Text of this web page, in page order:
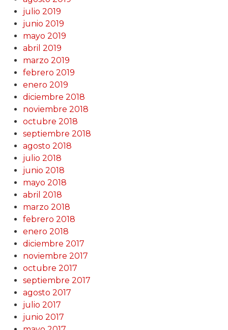
julio 2019
junio 2019
mayo 2019
abril 2019
marzo 2019
febrero 2019
enero 2019
diciembre 2018
noviembre 2018
octubre 2018
septiembre 2018
agosto 2018
julio 2018
junio 2018
mayo 2018
abril 2018
marzo 2018
febrero 2018
enero 2018
diciembre 2017
noviembre 2017
octubre 2017
septiembre 2017
agosto 2017
julio 2017
junio 2017